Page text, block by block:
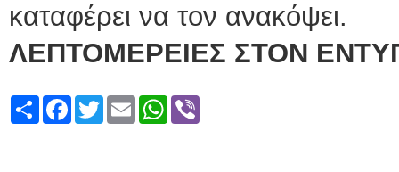
καταφέρει να τον ανακόψει.
ΛΕΠΤΟΜΕΡΕΙΕΣ ΣΤΟΝ
ShareFacebook
TwitterEmailWhatsApp